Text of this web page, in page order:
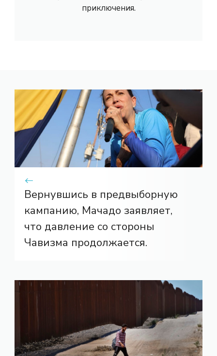
приключения.
Вернувшись в предвыборную
кампанию, Мачадо заявляет,
что давление со стороны
Чавизма продолжается.